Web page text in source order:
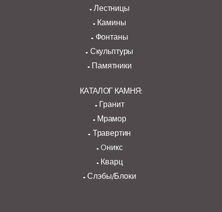
Лестницы
Камины
Фонтаны
Скульптуры
Памятники
КАТАЛОГ КАМНЯ:
Гранит
Мрамор
Травертин
Oникс
Кварц
Слэбы/Блоки